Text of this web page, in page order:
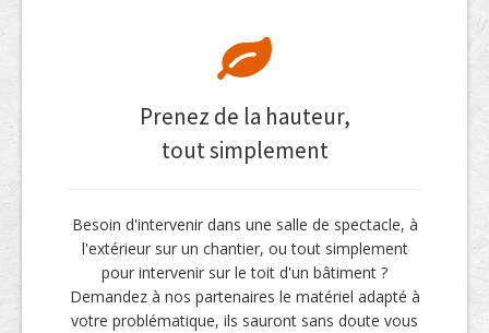
Prenez de la hauteur,
tout simplement
Besoin d'intervenir dans une salle de spectacle, à
l'extérieur sur un chantier, ou tout simplement
pour intervenir sur le toit d'un bâtiment ?
Demandez à nos partenaires le matériel adapté à
votre problématique, ils sauront sans doute vous